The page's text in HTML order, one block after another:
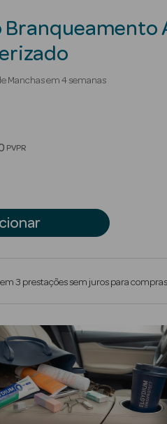
Manchas em 4 semanas
reduced from
PVPR
em 3 prestações sem juros para